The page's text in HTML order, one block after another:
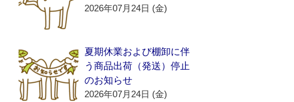
2026年07月24日 (金)
夏期休業および棚卸に伴
う商品出荷（発送）停止
のお知らせ
2026年07月24日 (金)